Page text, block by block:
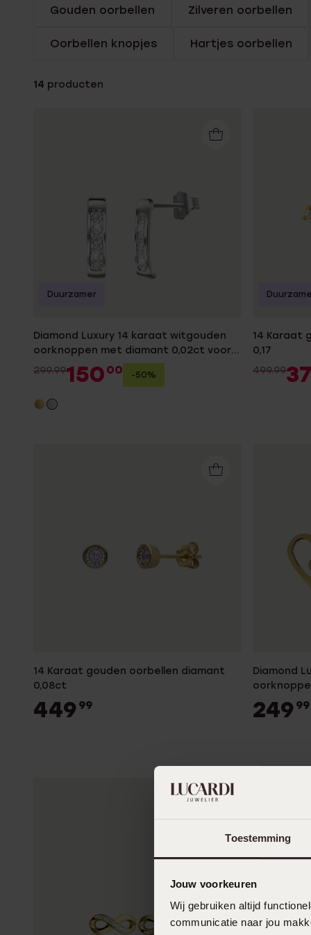
Toestemming
Jouw voorkeuren
Wij gebruiken altijd
communicatie naar jou
Accessoires
Gouden oorbellen Zilveren oorbellen
Oorbellen knopjes Hartjes oorbellen
14 producten
Diamond Luxury 14 karaat witgouden
oorknoppen met diamant 0,02ct voor
dames
299.99150 00 -50%
Duurzamer
14 Karaat
0,17
499.99
14 Karaat gouden oorbellen diamant
0,08ct
449 99
Diamond
voor dames
249 99